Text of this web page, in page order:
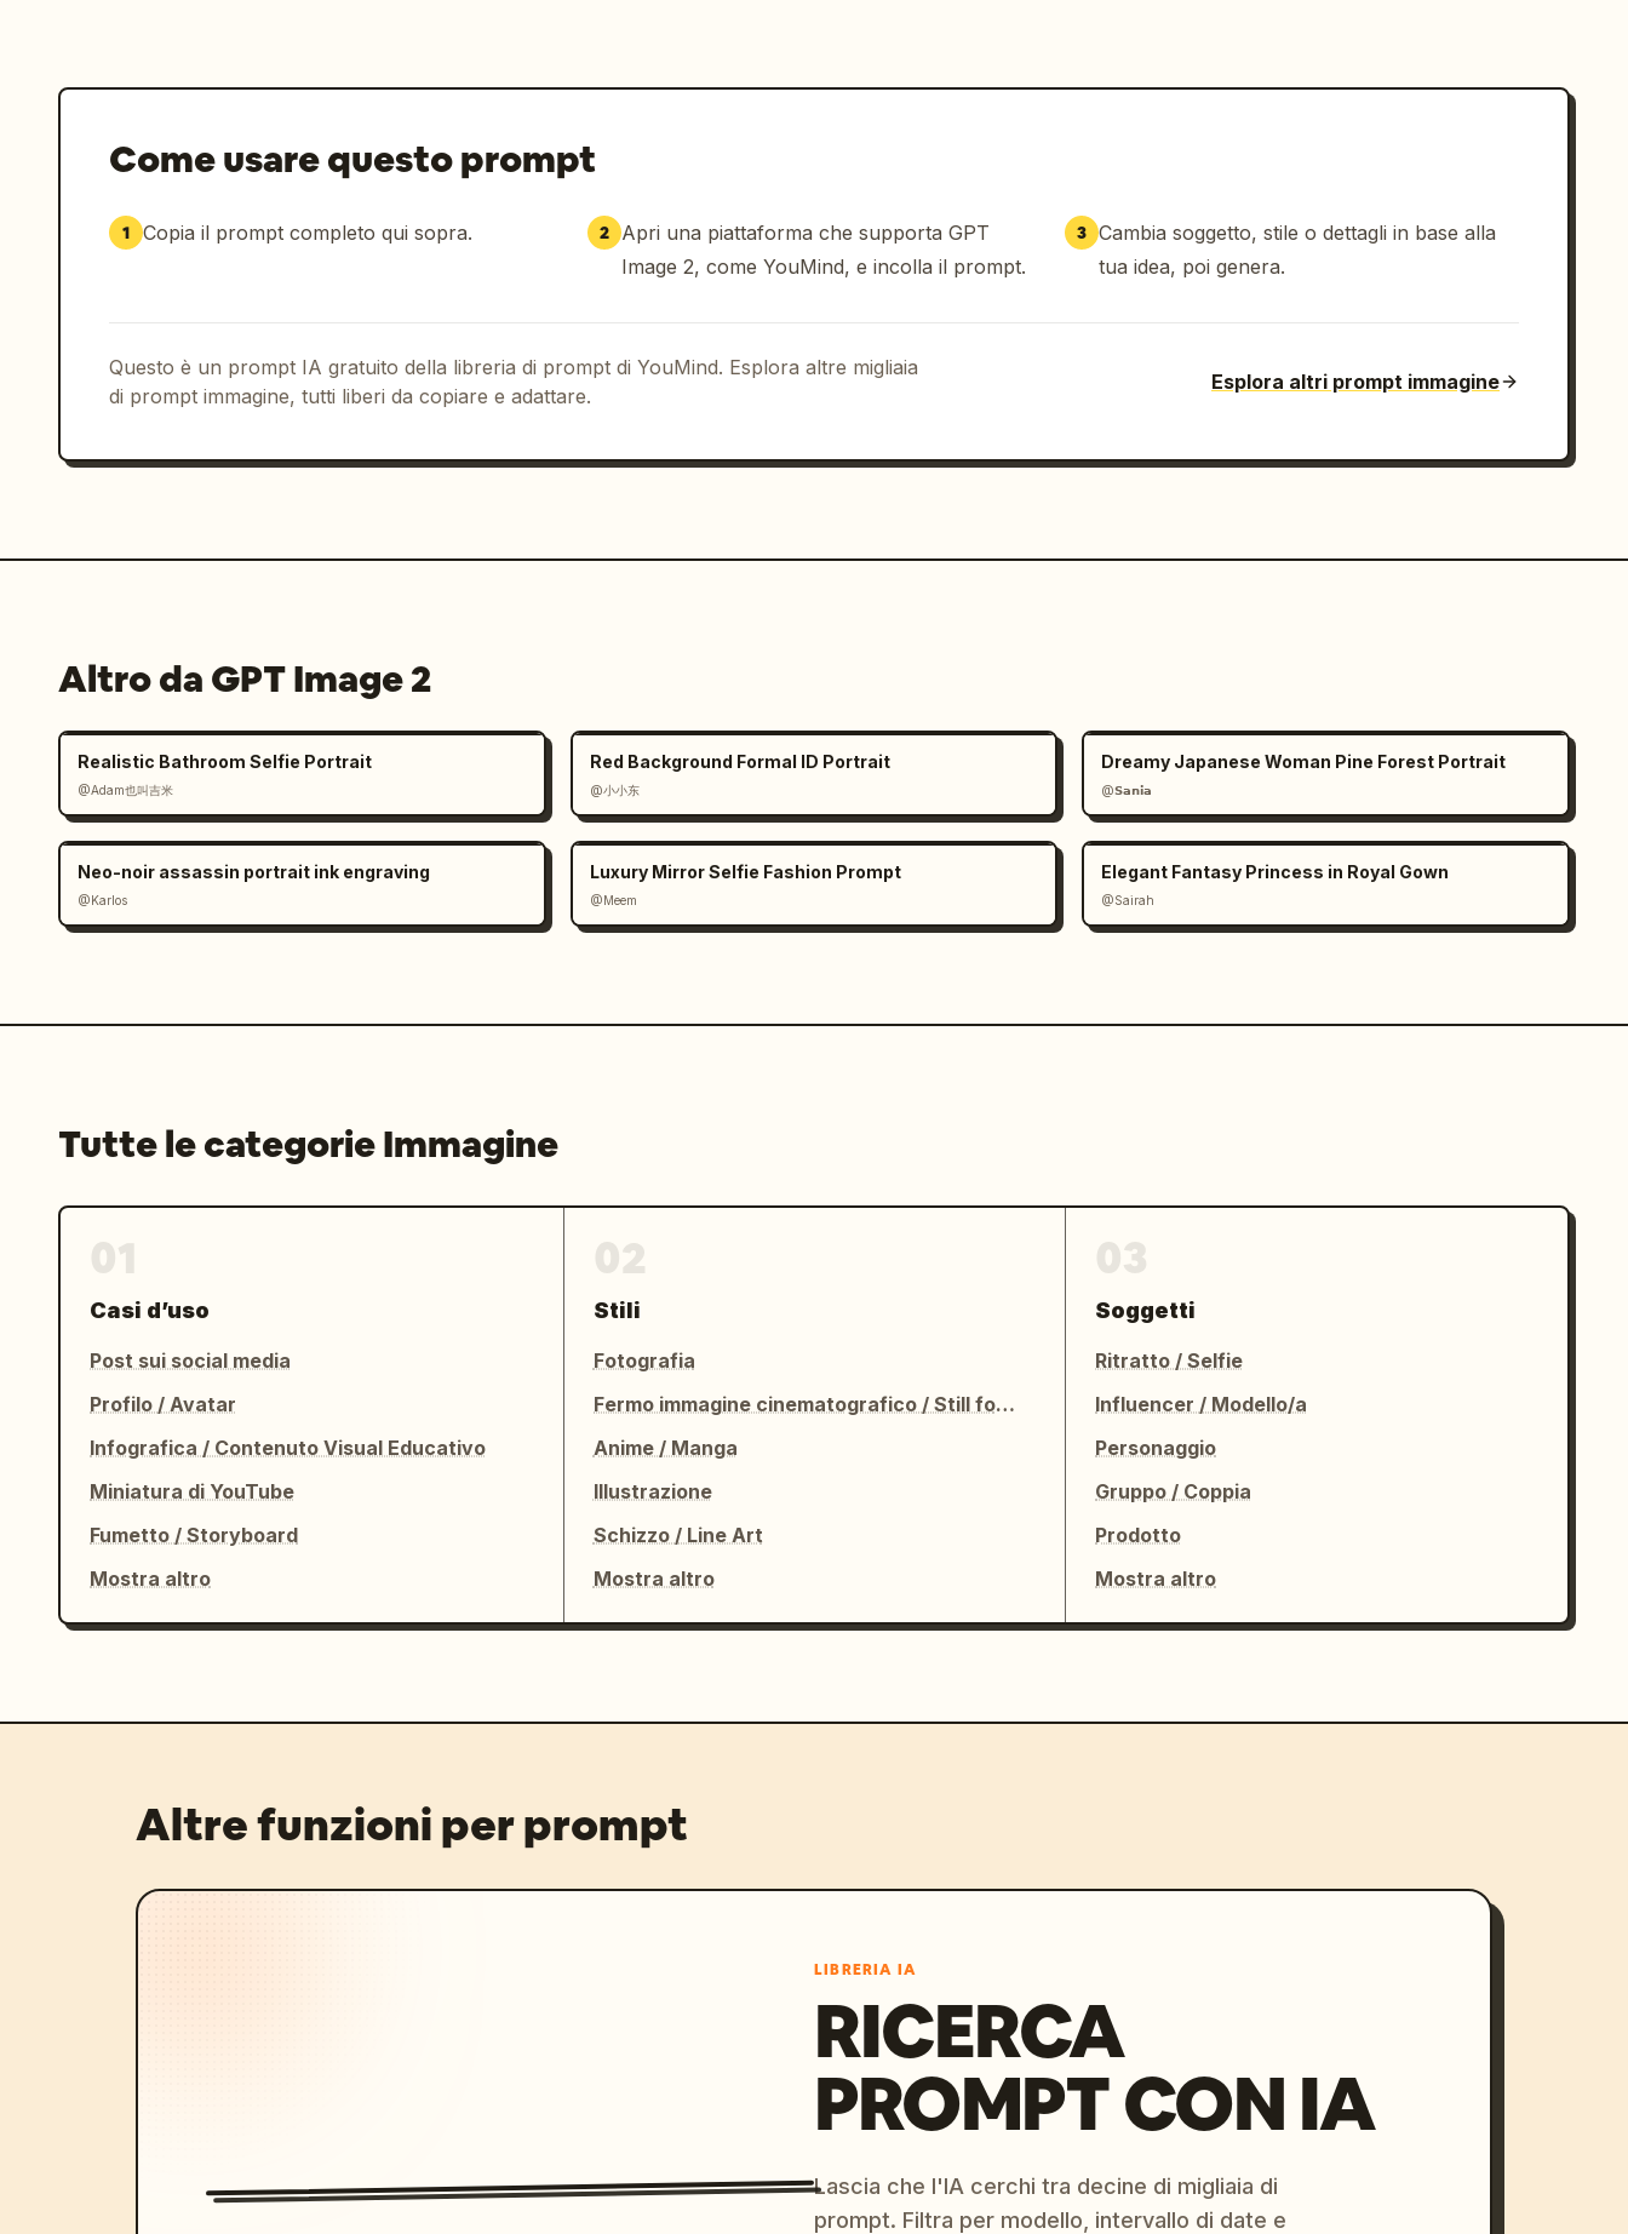
Come usare questo prompt
1 Copia il prompt completo qui sopra. 2 Apri una piattaforma che supporta GPT
Image 2, come YouMind, e incolla il prompt.
3 Cambia soggetto, stile o dettagli in base alla
tua idea, poi genera.
Questo è un prompt IA gratuito della libreria di prompt di YouMind. Esplora altre migliaia
di prompt immagine, tutti liberi da copiare e adattare.
Esplora altri prompt immagine
Altro da GPT Image 2
Realistic Bathroom Selfie Portrait
@Adam也叫吉米
Red Background Formal ID Portrait
@小小东
Dreamy Japanese Woman Pine Forest Portrait
@𝗦𝗮𝗻𝗶𝗮
Neo-noir assassin portrait ink engraving
@Karlos
Luxury Mirror Selfie Fashion Prompt
@Meem
Elegant Fantasy Princess in Royal Gown
@Sairah
Tutte le categorie Immagine
Casi d’uso
Post sui social media
Profilo / Avatar
Infografica / Contenuto Visual Educativo
Miniatura di YouTube
Fumetto / Storyboard
Mostra altro
Stili
Fotografia
Fermo immagine cinematografico / Still fotografico
Anime / Manga
Illustrazione
Schizzo / Line Art
Mostra altro
Soggetti
Ritratto / Selfie
Influencer / Modello/a
Personaggio
Gruppo / Coppia
Prodotto
Mostra altro
Altre funzioni per prompt
LIBRERIA IA
RICERCA
PROMPT CON IA
Lascia che l'IA cerchi tra decine di migliaia di
prompt. Filtra per modello, intervallo di date e